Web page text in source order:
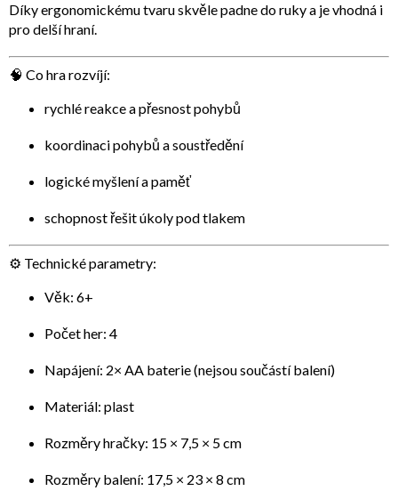
Díky ergonomickému tvaru skvěle padne do ruky a je vhodná i
pro delší hraní.
🧠 Co hra rozvíjí:
rychlé reakce a přesnost pohybů
koordinaci pohybů a soustředění
logické myšlení a paměť
schopnost řešit úkoly pod tlakem
⚙️ Technické parametry:
Věk: 6+
Počet her: 4
Napájení: 2× AA baterie (nejsou součástí balení)
Materiál: plast
Rozměry hračky: 15 × 7,5 × 5 cm
Rozměry balení: 17,5 × 23 × 8 cm